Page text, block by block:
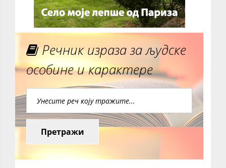
Речник израза за људске
особине и карактере
Претражи